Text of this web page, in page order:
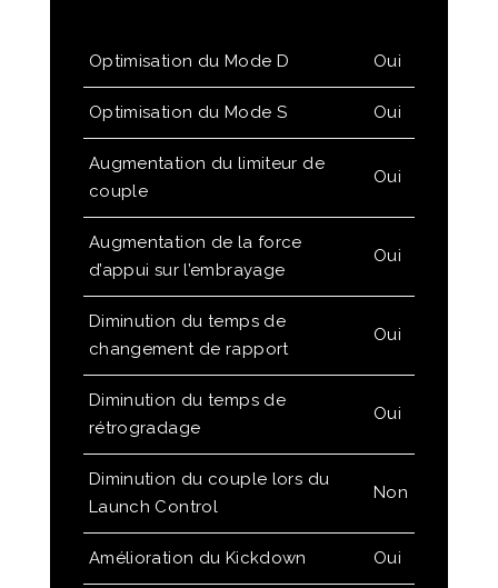
Optimisation du Mode D Oui
Optimisation du Mode S Oui
Augmentation du limiteur de
couple
Oui
Augmentation de la force
d’appui sur l’embrayage
Oui
Diminution du temps de
changement de rapport
Oui
Diminution du temps de
rétrogradage
Oui
Diminution du couple lors du
Launch Control
Non
Amélioration du Kickdown Oui